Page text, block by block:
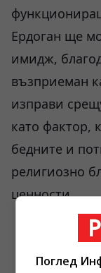
Ердоган ще
имидж,
възприеман
изправи
като фактор,
бедните и
религиозно
ценности.
Поглед